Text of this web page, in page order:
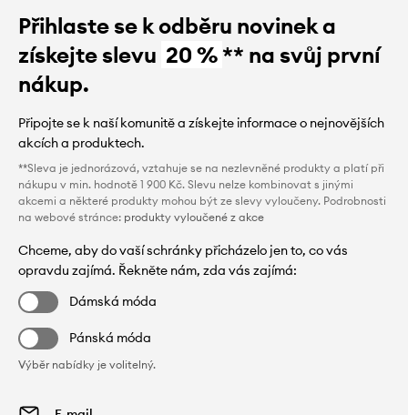
Přihlaste se k odběru novinek a
získejte slevu 20 %** na svůj první
nákup.
Připojte se k naší komunitě a získejte informace o nejnovějších
akcích a produktech.
**Sleva je jednorázová, vztahuje se na nezlevněné produkty a platí při
nákupu v min. hodnotě 1 900 Kč. Slevu nelze kombinovat s jinými
akcemi a některé produkty mohou být ze slevy vyloučeny. Podrobnosti
na webové stránce: produkty vyloučené z akce
Chceme, aby do vaší schránky přicházelo jen to, co vás
opravdu zajímá. Řekněte nám, zda vás zajímá:
Dámská móda
Pánská móda
Výběr nabídky je volitelný.